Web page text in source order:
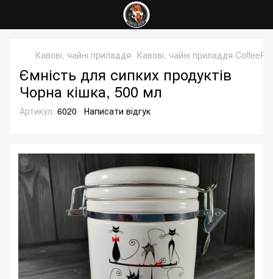
Кавові, чайні приладдя Кавові, чайні приладдя
Ємність для сипких продуктів
Чорна кішка, 500 мл
Артикул: 6020 Написати відгук